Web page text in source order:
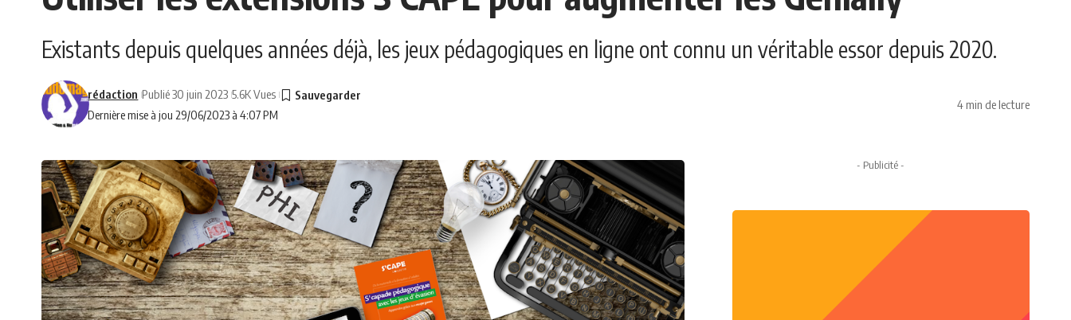
Existants depuis quelques années déjà, les jeux pédagogiques en ligne ont connu un véritable essor depuis 2020.
Dernière mise à jou 29/06/2023 à 4:07 PM
rédaction Publié 30 juin 2023 5.6K Vues
4 min de lecture
- Publicité -